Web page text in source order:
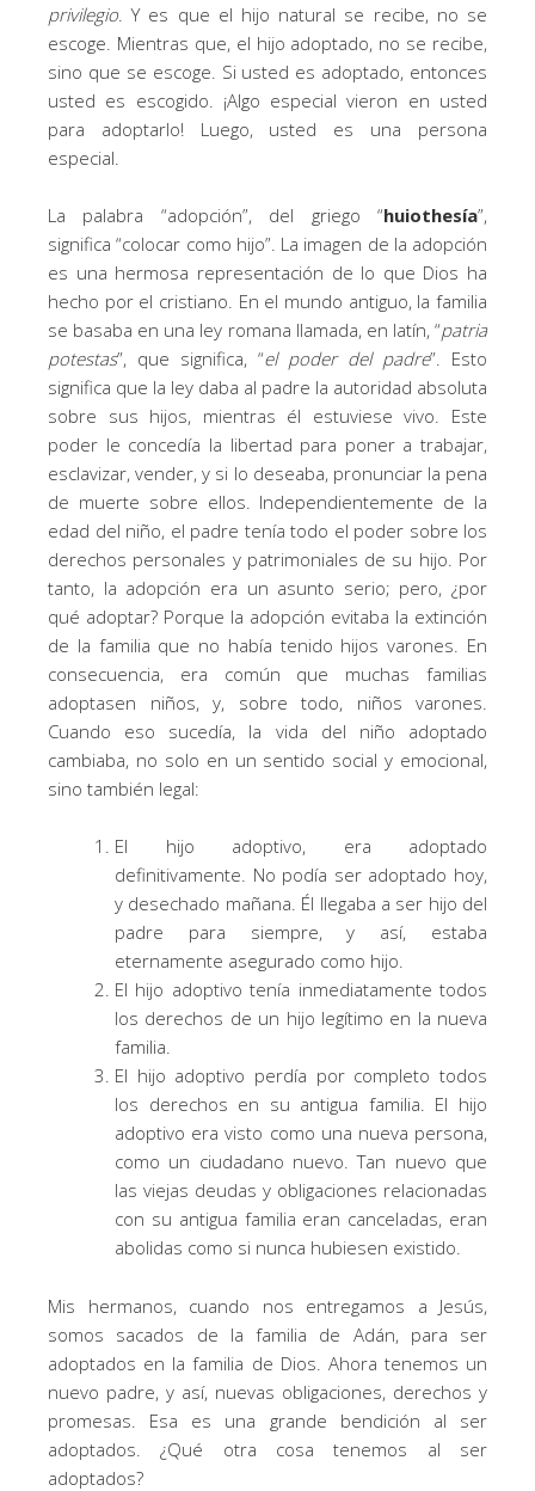
privilegio . Y es que el hijo natural se recibe, no se
escoge. Mientras que, el hijo adoptado, no se recibe,
sino que se escoge. Si usted es adoptado, entonces
usted es escogido. ¡Algo especial vieron en usted
para adoptarlo! Luego, usted es una persona
especial.
La palabra “adopción”, del griego “huiothesía”,
significa “colocar como hijo”. La imagen de la adopción
es una hermosa representación de lo que Dios ha
hecho por el cristiano. En el mundo antiguo, la familia
se basaba en una ley romana llamada, en latín, “patria
potestas”, que significa, “el poder del padre”. Esto
significa que la ley daba al padre la autoridad absoluta
sobre sus hijos, mientras él estuviese vivo. Este
poder le concedía la libertad para poner a trabajar,
esclavizar, vender, y si lo deseaba, pronunciar la pena
de muerte sobre ellos. Independientemente de la
edad del niño, el padre tenía todo el poder sobre los
derechos personales y patrimoniales de su hijo. Por
tanto, la adopción era un asunto serio; pero, ¿por
qué adoptar? Porque la adopción evitaba la extinción
de la familia que no había tenido hijos varones. En
consecuencia, era común que muchas familias
adoptasen niños, y, sobre todo, niños varones.
Cuando eso sucedía, la vida del niño adoptado
cambiaba, no solo en un sentido social y emocional,
sino también legal:
El hijo adoptivo, era adoptado
definitivamente. No podía ser adoptado hoy,
y desechado mañana. Él llegaba a ser hijo del
padre para siempre, y así, estaba
eternamente asegurado como hijo.
El hijo adoptivo tenía inmediatamente todos
los derechos de un hijo legítimo en la nueva
familia.
El hijo adoptivo perdía por completo todos
los derechos en su antigua familia. El hijo
adoptivo era visto como una nueva persona,
como un ciudadano nuevo. Tan nuevo que
las viejas deudas y obligaciones relacionadas
con su antigua familia eran canceladas, eran
abolidas como si nunca hubiesen existido.
Mis hermanos, cuando nos entregamos a Jesús,
somos sacados de la familia de Adán, para ser
adoptados en la familia de Dios. Ahora tenemos un
nuevo padre, y así, nuevas obligaciones, derechos y
promesas. Esa es una grande bendición al ser
adoptados. ¿Qué otra cosa tenemos al ser
adoptados?